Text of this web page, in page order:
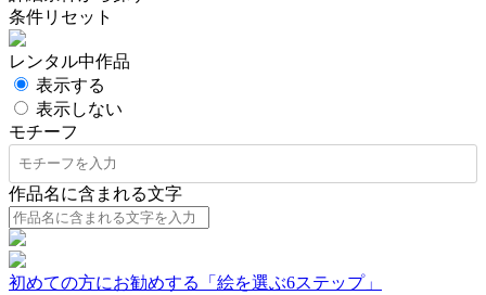
条件リセット
レンタル中作品
表示する
表示しない
モチーフ
作品名に含まれる文字
初めての方にお勧めする「絵を選ぶ6ステップ」